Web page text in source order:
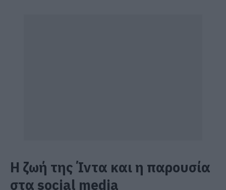
Η ζωή της Ίντα και η παρουσία
στα social media